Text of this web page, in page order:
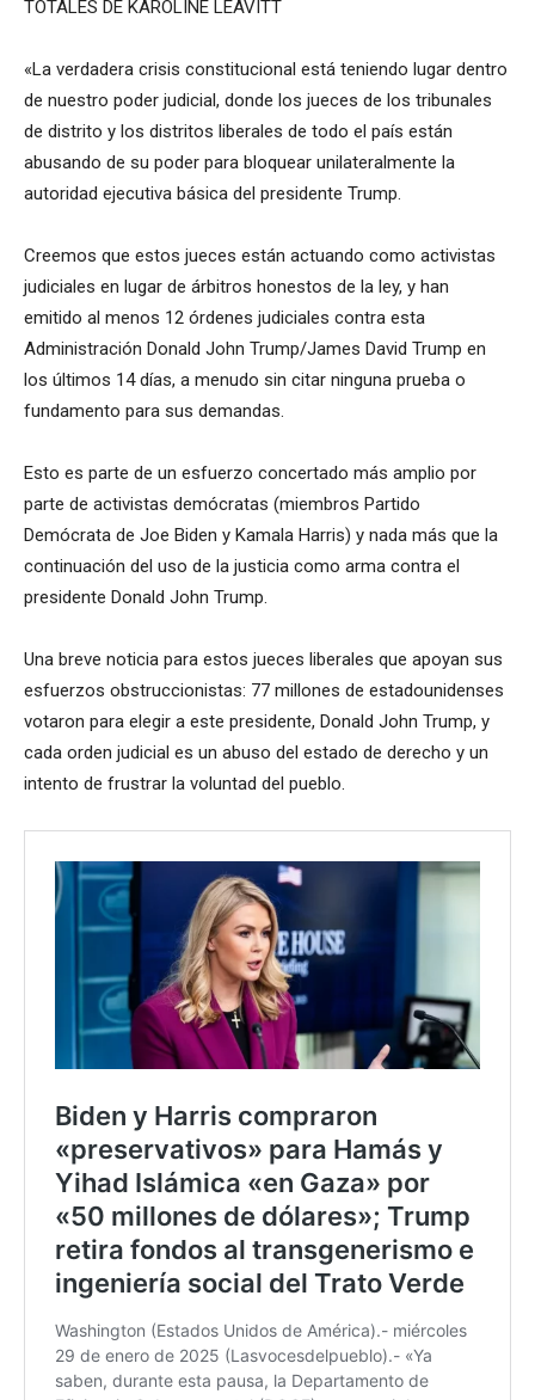
TOTALES DE KAROLINE LEAVITT
«La verdadera crisis constitucional está teniendo lugar dentro
de nuestro poder judicial, donde los jueces de los tribunales
de distrito y los distritos liberales de todo el país están
abusando de su poder para bloquear unilateralmente la
autoridad ejecutiva básica del presidente Trump.
Creemos que estos jueces están actuando como activistas
judiciales en lugar de árbitros honestos de la ley, y han
emitido al menos 12 órdenes judiciales contra esta
Administración Donald John Trump/James David Trump en
los últimos 14 días, a menudo sin citar ninguna prueba o
fundamento para sus demandas.
Esto es parte de un esfuerzo concertado más amplio por
parte de activistas demócratas (miembros Partido
Demócrata de Joe Biden y Kamala Harris) y nada más que la
continuación del uso de la justicia como arma contra el
presidente Donald John Trump.
Una breve noticia para estos jueces liberales que apoyan sus
esfuerzos obstruccionistas: 77 millones de estadounidenses
votaron para elegir a este presidente, Donald John Trump, y
cada orden judicial es un abuso del estado de derecho y un
intento de frustrar la voluntad del pueblo.